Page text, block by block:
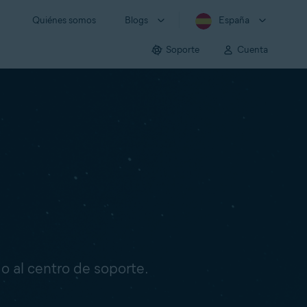
Quiénes somos Blogs España
Soporte Cuenta
al centro de soporte.